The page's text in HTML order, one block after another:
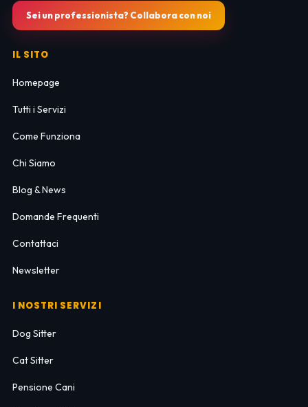
Sei un professionista? Collabora con noi
IL SITO
Homepage
Tutti i Servizi
Come Funziona
Chi Siamo
Blog & News
Domande Frequenti
Contattaci
Newsletter
I NOSTRI SERVIZI
Dog Sitter
Cat Sitter
Pensione Cani